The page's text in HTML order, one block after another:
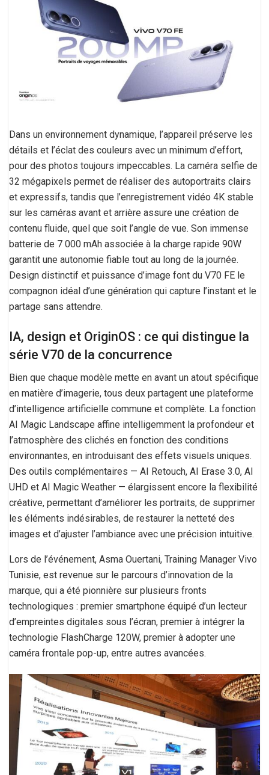
Dans un environnement dynamique, l’appareil préserve les
détails et l’éclat des couleurs avec un minimum d’effort,
pour des photos toujours impeccables. La caméra selfie de
32 mégapixels permet de réaliser des autoportraits clairs
et expressifs, tandis que l’enregistrement vidéo 4K stable
sur les caméras avant et arrière assure une création de
contenu fluide, quel que soit l’angle de vue. Son immense
batterie de 7 000 mAh associée à la charge rapide 90W
garantit une autonomie fiable tout au long de la journée.
Design distinctif et puissance d’image font du V70 FE le
compagnon idéal d’une génération qui capture l’instant et le
partage sans attendre.
IA, design et OriginOS : ce qui distingue la
série V70 de la concurrence
Bien que chaque modèle mette en avant un atout spécifique
en matière d’imagerie, tous deux partagent une plateforme
d’intelligence artificielle commune et complète. La fonction
AI Magic Landscape affine intelligemment la profondeur et
l’atmosphère des clichés en fonction des conditions
environnantes, en introduisant des effets visuels uniques.
Des outils complémentaires — AI Retouch, AI Erase 3.0, AI
UHD et AI Magic Weather — élargissent encore la flexibilité
créative, permettant d’améliorer les portraits, de supprimer
les éléments indésirables, de restaurer la netteté des
images et d’ajuster l’ambiance avec une précision intuitive.
Lors de l’événement, Asma Ouertani, Training Manager Vivo
Tunisie, est revenue sur le parcours d’innovation de la
marque, qui a été pionnière sur plusieurs fronts
technologiques : premier smartphone équipé d’un lecteur
d’empreintes digitales sous l’écran, premier à intégrer la
technologie FlashCharge 120W, premier à adopter une
caméra frontale pop-up, entre autres avancées.